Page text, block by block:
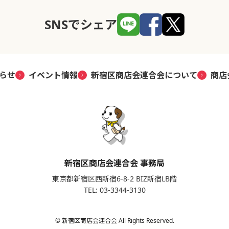
SNSでシェア
せ イベント情報 新宿区商店会連合会について 商
新宿区商店会連合会 事務局
東京都新宿区西新宿6-8-2 BIZ新宿LB階
TEL: 03-3344-3130
© 新宿区商店会連合会 All Rights Reserved.